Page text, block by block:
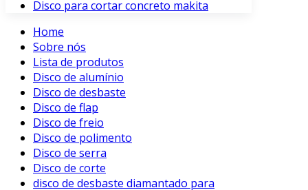
Disco para cortar concreto makita
Home
Sobre nós
Lista de produtos
Disco de alumínio
Disco de desbaste
Disco de flap
Disco de freio
Disco de polimento
Disco de serra
Disco de corte
disco de desbaste diamantado para